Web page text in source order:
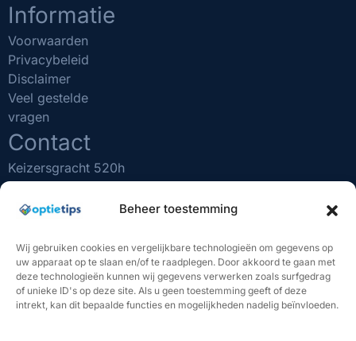
Beheer toestemming
Wij gebruiken cookies en vergelijkbare technologieën om gegevens op
uw apparaat op te slaan en/of te raadplegen. Door akkoord te gaan met
deze technologieën kunnen wij gegevens verwerken zoals surfgedrag
of unieke ID's op deze site. Als u geen toestemming geeft of deze
intrekt, kan dit bepaalde functies en mogelijkheden nadelig beïnvloeden.
Informatie
Voorwaarden
Privacybeleid
Disclaimer
Veel gestelde
vragen
Contact
Keizersgracht 520h
1017 EK Amsterdam
(020) 231 0610
KVK nr: 75481731
BELANGRIJK OM TE WETEN
"Beleggen brengt risico's met zich mee. U kunt (een deel
van) uw inleg verliezen. De handelssignalen van Optietips